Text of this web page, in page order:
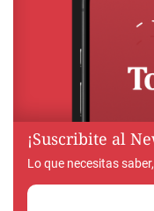
¡Suscribite al
Lo que necesitas